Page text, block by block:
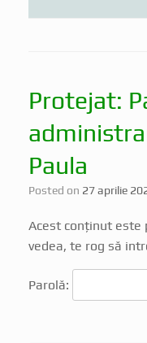
Protejat:
Paula
Posted on 27 aprilie
Acest conținut este
vedea, te rog să
Parolă: